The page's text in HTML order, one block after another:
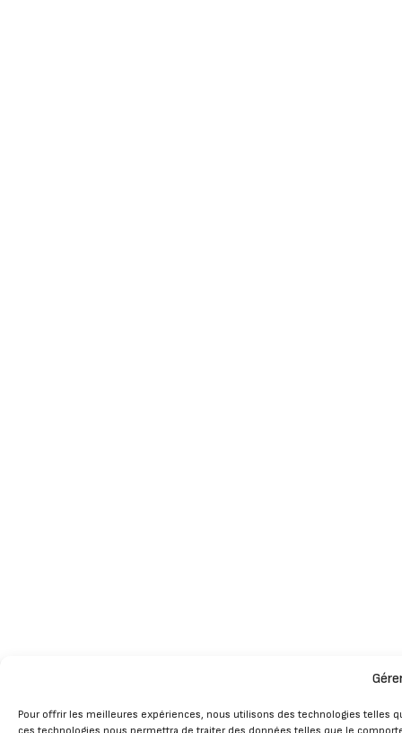
Pour offrir les meilleures expériences, nous utilisons des technologies telles